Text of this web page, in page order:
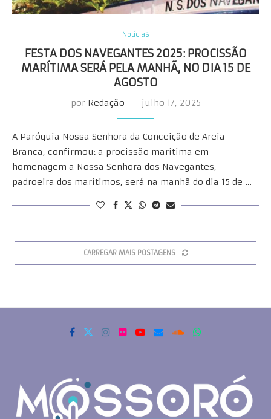
Notícias
FESTA DOS NAVEGANTES 2025: PROCISSÃO
MARÍTIMA SERÁ PELA MANHÃ, NO DIA 15 DE
AGOSTO
por Redação julho 17, 2025
A Paróquia Nossa Senhora da Conceição de Areia
Branca, confirmou: a procissão marítima em
homenagem a Nossa Senhora dos Navegantes,
padroeira dos marítimos, será na manhã do dia 15 de …
CARREGAR MAIS POSTAGENS